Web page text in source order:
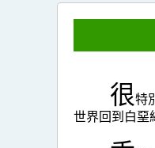
《熱
很特
世界回到白堊